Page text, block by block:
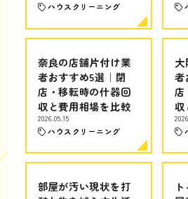
ハウスクリーニング
奈良の店舗片付け業
者おすすめ5選｜閉
店・移転時の什器回
収と費用相場を比較
2026.05.15
ハウスクリーニング
者
店
収
部屋が汚い現状を打